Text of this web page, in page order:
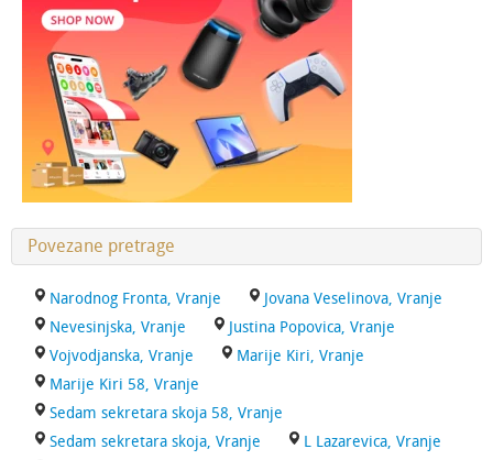
Povezane pretrage
Narodnog Fronta, Vranje
Jovana Veselinova, Vranje
Nevesinjska, Vranje
Justina Popovica, Vranje
Vojvodjanska, Vranje
Marije Kiri, Vranje
Marije Kiri 58, Vranje
Sedam sekretara skoja 58, Vranje
Sedam sekretara skoja, Vranje
L Lazarevica, Vranje